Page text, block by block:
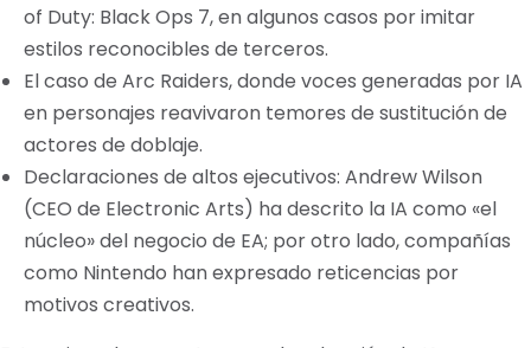
of Duty: Black Ops 7, en algunos casos por imitar
estilos reconocibles de terceros.
El caso de Arc Raiders, donde voces generadas por IA
en personajes reavivaron temores de sustitución de
actores de doblaje.
Declaraciones de altos ejecutivos: Andrew Wilson
(CEO de Electronic Arts) ha descrito la IA como «el
núcleo» del negocio de EA; por otro lado, compañías
como Nintendo han expresado reticencias por
motivos creativos.